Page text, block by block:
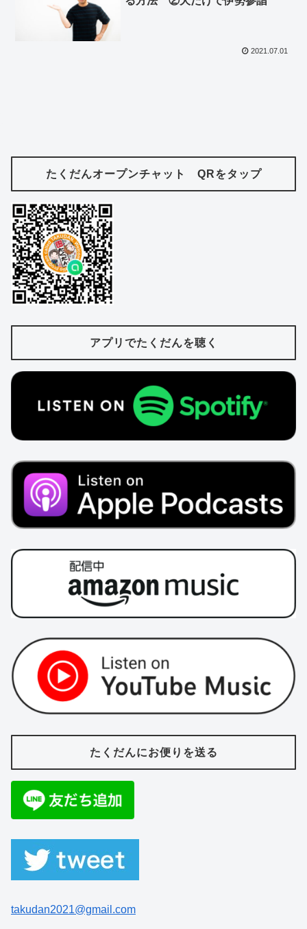
2021.07.01
たくだんオープンチャット QRをタップ
アプリでたくだんを聴く
たくだんにお便りを送る
takudan2021@gmail.com